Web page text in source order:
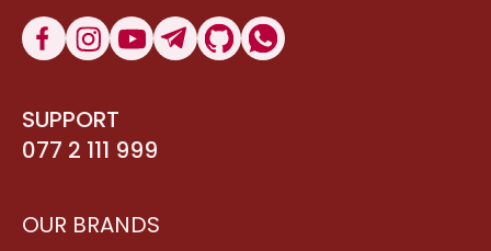
SUPPORT
077 2 111 999
OUR BRANDS